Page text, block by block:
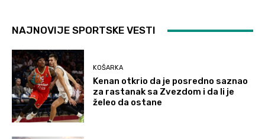
NAJNOVIJE SPORTSKE VESTI
KOŠARKA
Kenan otkrio da je posredno saznao
za rastanak sa Zvezdom i da li je
želeo da ostane